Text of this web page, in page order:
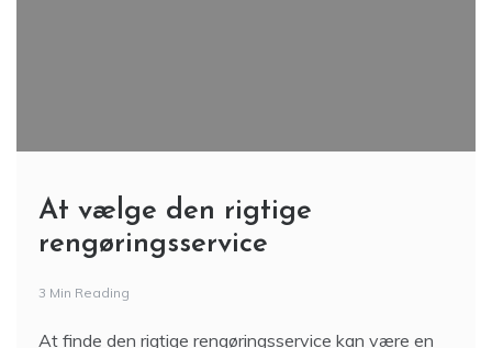
At vælge den rigtige
rengøringsservice
3 Min Reading
At finde den rigtige rengøringsservice kan være en